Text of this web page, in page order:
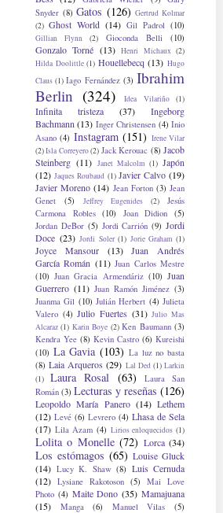
Snyder (8) Gatos (126) Gertrud Kolmar
(2) Ghost World (14) Gil Padrol (10)
Gillian Flynn (2) Gioconda Belli (10)
Gonzalo Torné (13) Henri Michaux (2)
Hilda Doolittle (1) Houellebecq (13) Hugo
Claus (1) Iago Fernández (3) Ibrahim
Berlin (324) Idea Vilariño (1)
Infinita tristeza (37)
Ingeborg
Bachmann (13) Inger Christensen (4) Inio
Asano (4) Instagram (151) Irene Vilar
(2)Isla Correyero(2) Jack Kerouac (8) Jacob
Steinberg (11) Janet Malcolm (1) Japón
(12) Jaques Roubaud (1) Javier Calvo (19)
Javier Moreno (14) Jean Forton (3) Jean
Genet
(5) Jeffrey Eugenides (2)
Jesús
Carmona Robles
(10) Joan Didion
(5)
Jordan DeBor (5) Jordi Carrión (9) Jordi
Doce (23) Jordi Soler (1) Jorie Graham (1)
Joyce Mansour (13)
Juan Andrés
García Román (11) Juan Carlos Mestre
(10) Juan Gracia Armendáriz (10) Juan
Guerrero (11) Juan Ramón Jiménez (3)
Juanma Gil (10) Julián Herbert (4) Julieta
Valero (4) Julio Fuertes (31) Julio Mas
Alcaraz (1) Karin Boye (2) Ken Baumann (3)
Kendra Yee (8) Kevin Castro (6) Kureishi
(10) La Gavia (103) La luz no basta
(8) Laia Arqueros (29) Lal Ded (1) Larkin
(1)
Laura Rosal (63)
Laura San
Román (3) Lecturas y reseñas (126)
Leopoldo María Panero (14) Lethem
(12) Levé (6) Levrero (4) Lhasa de Sela
(17) Lila Azam (4) Lirios enloquecidos (1)
Lolita o Monelle (72) Lorca (34)
Los estómagos (65) Louise Gluck
(14) Lucy K. Shaw (8) Luis Cernuda
(12) Lysiane Rakotoson (5)
Mai Love
Photo (4) Maite Dono (35) Mamajuana
(15)
Manga (6) Manuel Vilas (5)